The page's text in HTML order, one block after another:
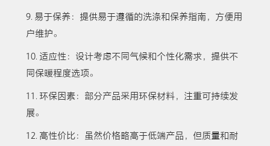
9. 易于保养：提供易于遵循的洗涤和保养指南，方便用
户维护。
10. 适应性：设计考虑不同气候和个性化需求，提供不
同保暖程度选项。
11. 环保因素：部分产品采用环保材料，注重可持续发
展。
12. 高性价比：虽然价格略高于低端产品，但质量和耐